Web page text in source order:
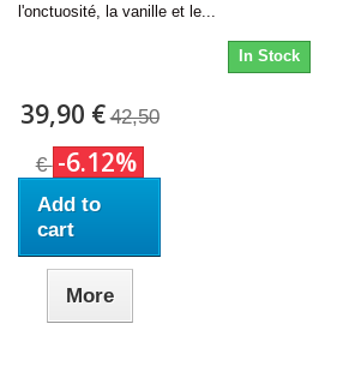
l'onctuosité, la vanille et le...
In Stock
39,90 € 42,50
€ -6.12%
Add to
cart
More